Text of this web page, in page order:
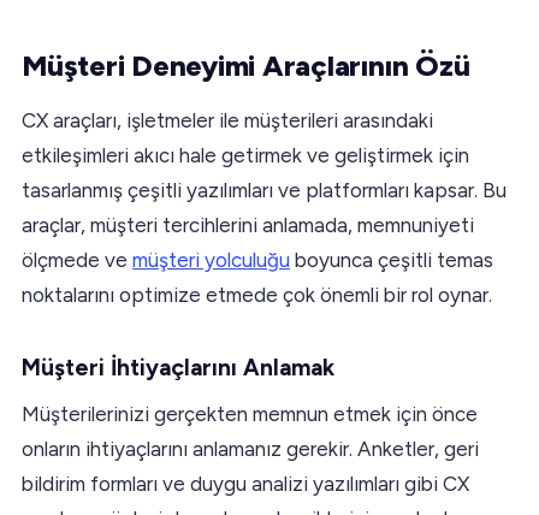
Müşteri Deneyimi Araçlarının Özü
CX araçları, işletmeler ile müşterileri arasındaki
etkileşimleri akıcı hale getirmek ve geliştirmek için
tasarlanmış çeşitli yazılımları ve platformları kapsar. Bu
araçlar, müşteri tercihlerini anlamada, memnuniyeti
ölçmede ve müşteri yolculuğu boyunca çeşitli temas
noktalarını optimize etmede çok önemli bir rol oynar.
Müşteri İhtiyaçlarını Anlamak
Müşterilerinizi gerçekten memnun etmek için önce
onların ihtiyaçlarını anlamanız gerekir. Anketler, geri
bildirim formları ve duygu analizi yazılımları gibi CX